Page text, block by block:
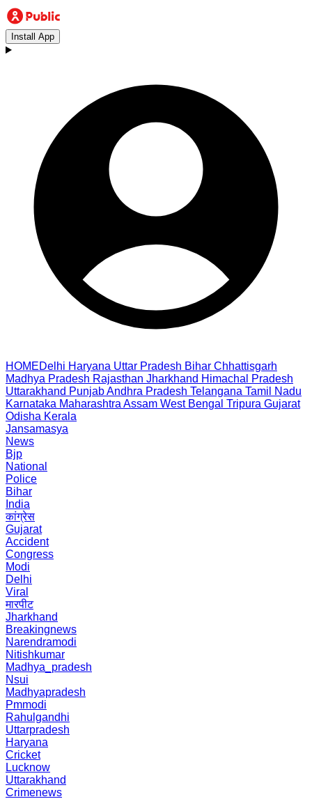
Install App
HOMEDelhi Haryana Uttar Pradesh Bihar Chhattisgarh
Madhya Pradesh Rajasthan Jharkhand Himachal Pradesh
Uttarakhand PunjabAndhra Pradesh Telangana Tamil Nadu
Karnataka Maharashtra Assam West Bengal Tripura Gujarat
Odisha Kerala
Jansamasya
News
Bjp
National
Police
Bihar
India
कांग्रेस
Gujarat
Accident
Congress
Modi
Delhi
Viral
मारपीट
Jharkhand
Breakingnews
Narendramodi
Nitishkumar
Madhya_pradesh
Nsui
Madhyapradesh
Pmmodi
Rahulgandhi
Uttarpradesh
Haryana
Cricket
Lucknow
Uttarakhand
Crimenews